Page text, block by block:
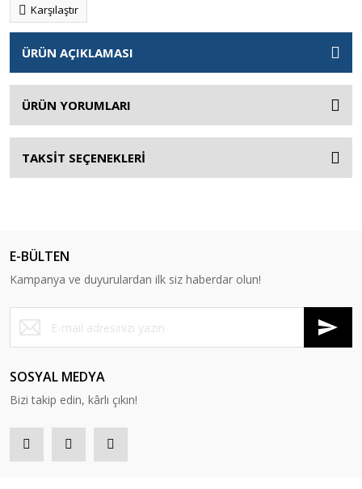
Karşılaştır
ÜRÜN AÇIKLAMASI
ÜRÜN YORUMLARI
TAKSİT SEÇENEKLERİ
E-BÜLTEN
Kampanya ve duyurulardan ilk siz haberdar olun!
SOSYAL MEDYA
Bizi takip edin, kârlı çıkın!